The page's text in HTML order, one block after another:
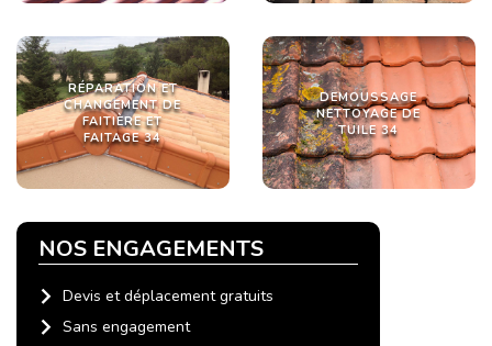
RÉPARATION ET
CHANGEMENT DE
FAITIÈRE ET
FAITAGE 34
DEMOUSSAGE
NETTOYAGE DE
TUILE 34
NOS ENGAGEMENTS
Devis et déplacement gratuits
Sans engagement